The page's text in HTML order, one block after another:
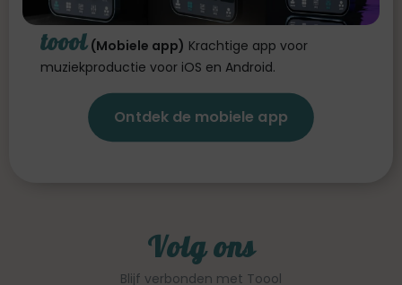
toool (Mobiele app) Krachtige app voor
muziekproductie voor iOS en Android.
Ontdek de mobiele app
Volg ons
Blijf verbonden met Toool